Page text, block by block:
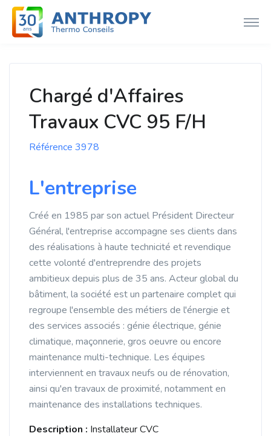
Chargé d'Affaires
Travaux CVC 95 F/H
Référence 3978
L'entreprise
Créé en 1985 par son actuel Président Directeur
Général, l'entreprise accompagne ses clients dans
des réalisations à haute technicité et revendique
cette volonté d'entreprendre des projets
ambitieux depuis plus de 35 ans. Acteur global du
bâtiment, la société est un partenaire complet qui
regroupe l'ensemble des métiers de l'énergie et
des services associés : génie électrique, génie
climatique, maçonnerie, gros oeuvre ou encore
maintenance multi-technique. Les équipes
interviennent en travaux neufs ou de rénovation,
ainsi qu'en travaux de proximité, notamment en
maintenance des installations techniques.
Description : Installateur CVC